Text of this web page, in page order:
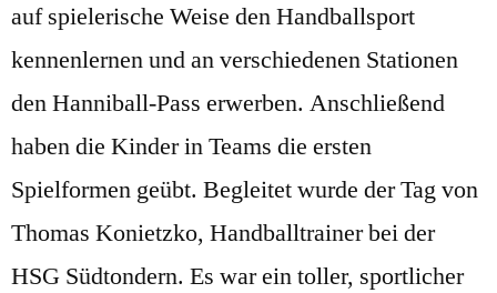
auf spielerische Weise den Handballsport
kennenlernen und an verschiedenen Stationen
den Hanniball-Pass erwerben. Anschließend
haben die Kinder in Teams die ersten
Spielformen geübt. Begleitet wurde der Tag von
Thomas Konietzko, Handballtrainer bei der
HSG Südtondern. Es war ein toller, sportlicher